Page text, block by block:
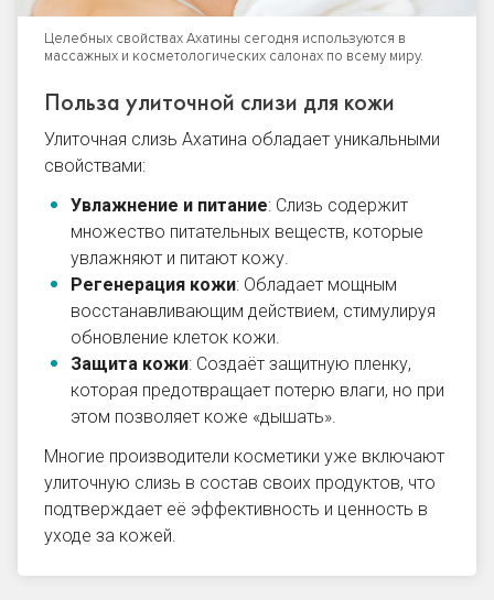
Целебных свойствах Ахатины сегодня используются в
массажных и косметологических салонах по всему миру.
Польза улиточной слизи для кожи
Улиточная слизь Ахатина обладает уникальными
свойствами:
Увлажнение и питание: Слизь содержит
множество питательных веществ, которые
увлажняют и питают кожу.
Регенерация кожи: Обладает мощным
восстанавливающим действием, стимулируя
обновление клеток кожи.
Защита кожи: Создаёт защитную пленку,
которая предотвращает потерю влаги, но при
этом позволяет коже «дышать».
Многие производители косметики уже включают
улиточную слизь в состав своих продуктов, что
подтверждает её эффективность и ценность в
уходе за кожей.